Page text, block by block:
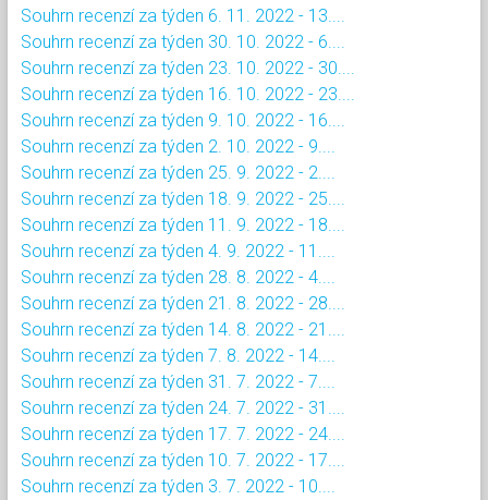
Souhrn recenzí za týden 6. 11. 2022 - 13....
Souhrn recenzí za týden 30. 10. 2022 - 6....
Souhrn recenzí za týden 23. 10. 2022 - 30....
Souhrn recenzí za týden 16. 10. 2022 - 23....
Souhrn recenzí za týden 9. 10. 2022 - 16....
Souhrn recenzí za týden 2. 10. 2022 - 9....
Souhrn recenzí za týden 25. 9. 2022 - 2....
Souhrn recenzí za týden 18. 9. 2022 - 25....
Souhrn recenzí za týden 11. 9. 2022 - 18....
Souhrn recenzí za týden 4. 9. 2022 - 11....
Souhrn recenzí za týden 28. 8. 2022 - 4....
Souhrn recenzí za týden 21. 8. 2022 - 28....
Souhrn recenzí za týden 14. 8. 2022 - 21....
Souhrn recenzí za týden 7. 8. 2022 - 14....
Souhrn recenzí za týden 31. 7. 2022 - 7....
Souhrn recenzí za týden 24. 7. 2022 - 31....
Souhrn recenzí za týden 17. 7. 2022 - 24....
Souhrn recenzí za týden 10. 7. 2022 - 17....
Souhrn recenzí za týden 3. 7. 2022 - 10....